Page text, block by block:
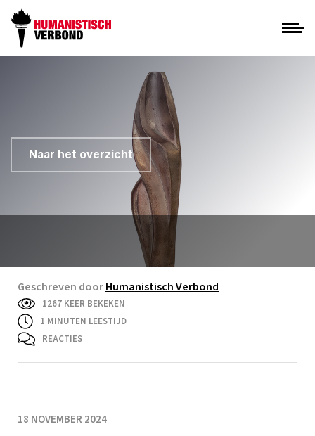
Naar het overzicht
Geschreven doorHumanistisch Verbond
1267 KEER BEKEKEN
1 MINUTEN LEESTIJD
REACTIES
18 NOVEMBER 2024